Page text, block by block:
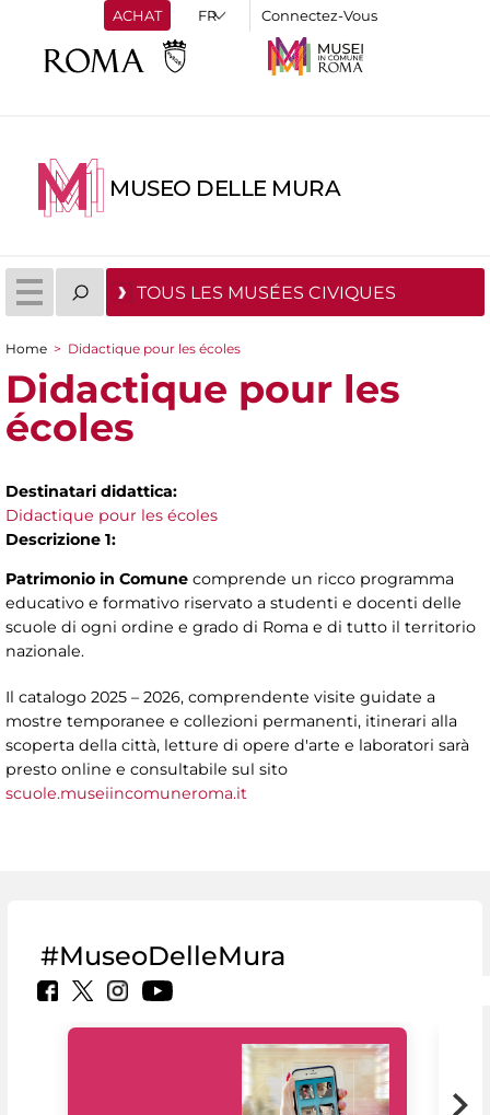
ACHAT Connectez-Vous
MUSEO DELLE MURA
TOUS LES MUSÉES CIVIQUES
You are here
Home > Didactique pour les écoles
Didactique pour les
écoles
Destinatari didattica:
Didactique pour les écoles
Descrizione 1:
Patrimonio in Comune comprende un ricco programma
educativo e formativo riservato a studenti e docenti delle
scuole di ogni ordine e grado di Roma e di tutto il territorio
nazionale.
Il catalogo 2025 – 2026, comprendente visite guidate a
mostre temporanee e collezioni permanenti, itinerari alla
scoperta della città, letture di opere d'arte e laboratori sarà
presto online e consultabile sul sito
scuole.museiincomuneroma.it
#MuseoDelleMura